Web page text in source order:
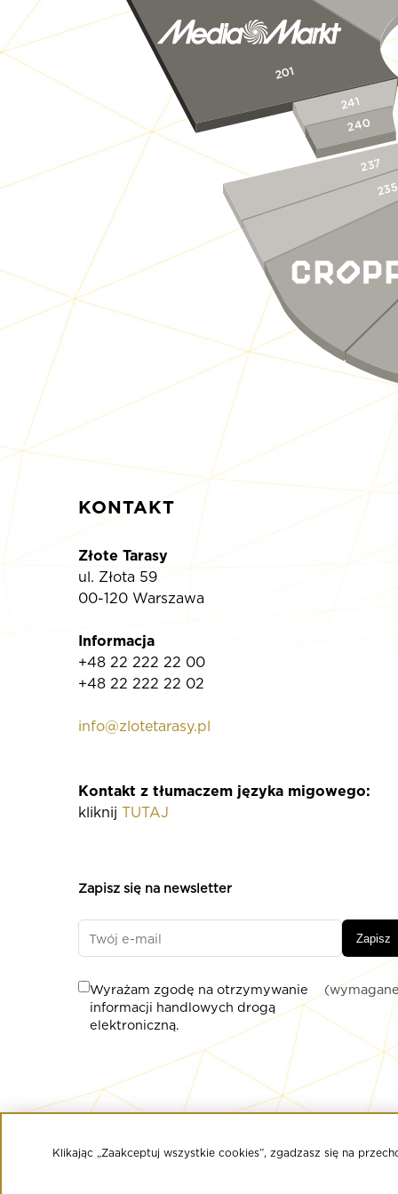
201
241
240
237
KONTAKT
Złote Tarasy
ul. Złota 59
00-120 Warszawa
Informacja
+48 22 222 22 00
+48 22 222 22 02
info@zlotetarasy.pl
Kontakt z tłumaczem języka migowego:
kliknij TUTAJ
Zapisz się na newsletter
Zapisz
Wyrażam zgodę na otrzymywanie
informacji handlowych drogą
elektroniczną.
Regulamin Centrum Handlowego
Klikając „Zaakceptuj wszystkie cookies”, zgadzasz się na